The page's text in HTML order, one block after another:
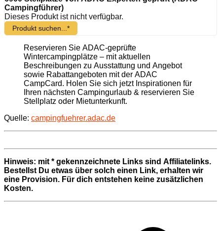
Campingführer)
Dieses Produkt ist nicht verfügbar.
Produkt suchen...*
Reservieren Sie ADAC-geprüfte
Wintercampingplätze – mit aktuellen
Beschreibungen zu Ausstattung und Angebot
sowie Rabattangeboten mit der ADAC
CampCard. Holen Sie sich jetzt Inspirationen für
Ihren nächsten Campingurlaub & reservieren Sie
Stellplatz oder Mietunterkunft.
Quelle: campingfuehrer.adac.de
Hinweis: mit * gekennzeichnete Links sind Affiliatelinks.
Bestellst Du etwas über solch einen Link, erhalten wir
eine Provision. Für dich entstehen keine zusätzlichen
Kosten.